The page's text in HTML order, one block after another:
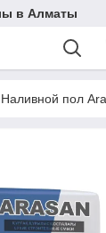
в Алматы
Наливной пол